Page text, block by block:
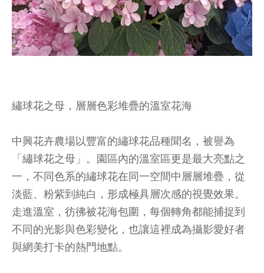
繡球花之母，層層色彩堆疊的溫室花海
中興花卉農場以豐富的繡球花品種聞名，被譽為
「繡球花之母」。園區內的溫室區更是最大亮點之
一，不同色系的繡球花在同一空間中層層堆疊，從
淡藍、粉紫到純白，形成極具層次感的視覺效果。
走進溫室，彷彿被花海包圍，每個轉角都能捕捉到
不同的光影與色彩變化，也讓這裡成為攝影愛好者
與網美打卡的熱門地點。